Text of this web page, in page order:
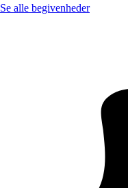
Se alle begivenheder